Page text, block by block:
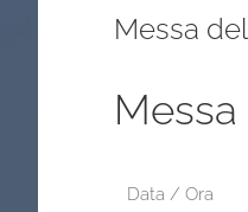
Messa
Data / Ora